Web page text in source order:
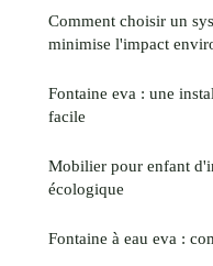
Comment choisir un
minimise l'impact
Fontaine eva : une
facile
Mobilier pour enfant
écologique
Fontaine à eau eva :